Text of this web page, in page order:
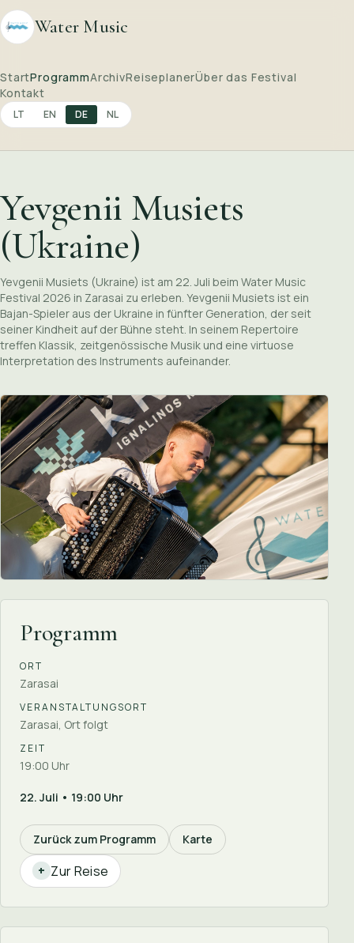
Water Music
StartProgrammArchivReiseplanerÜber das Festival
Kontakt
LT EN DE NL
Yevgenii Musiets
(Ukraine)
Yevgenii Musiets (Ukraine) ist am 22. Juli beim Water Music
Festival 2026 in Zarasai zu erleben. Yevgenii Musiets ist ein
Bajan-Spieler aus der Ukraine in fünfter Generation, der seit
seiner Kindheit auf der Bühne steht. In seinem Repertoire
treffen Klassik, zeitgenössische Musik und eine virtuose
Interpretation des Instruments aufeinander.
Programm
ORT
Zarasai
VERANSTALTUNGSORT
Zarasai, Ort folgt
ZEIT
19:00 Uhr
22. Juli • 19:00 Uhr
Zurück zum Programm Karte
+ Zur Reise